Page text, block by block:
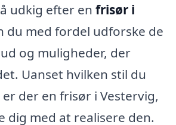
udkig efter en frisør i
du med fordel udforske de
og muligheder, der
Uanset hvilken stil du
der en frisør i Vestervig,
dig med at realisere den.